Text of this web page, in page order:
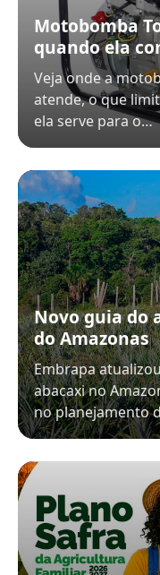
Motobomba
quando ela
Veja onde a
atende, o que
ela serve para o…
Novo guia do
do Amazonas
Embrapa
abacaxi no
no planejamento